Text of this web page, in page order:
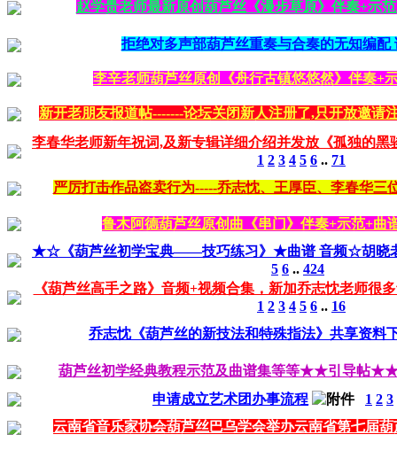
赵学贵老师最新原创葫芦丝《漫步草原》伴奏+示
拒绝对多声部葫芦丝重奏与合奏的无知编配
李辛老师葫芦丝原创《舟行古镇悠悠然》伴奏+
新开老朋友报道帖-------论坛关闭新人注册了,只开放邀请
李春华老师新年祝词,及新专辑详细介绍并发放《孤独的黑
1 2 3 4 5 6 .. 71
严厉打击作品盗卖行为-----乔志忱、王厚臣、李春华三
鲁木阿德葫芦丝原创曲《串门》伴奏+示范+曲
★☆《葫芦丝初学宝典——技巧练习》★曲谱 音频☆胡
5 6 .. 424
《葫芦丝高手之路》音频+视频合集，新加乔志忱老师很
1 2 3 4 5 6 .. 16
乔志忱《葫芦丝的新技法和特殊指法》共享资料
葫芦丝初学经典教程示范及曲谱集等等★★引导帖
申请成立艺术团办事流程
1 2 3
云南省音乐家协会葫芦丝巴乌学会举办云南省第七届